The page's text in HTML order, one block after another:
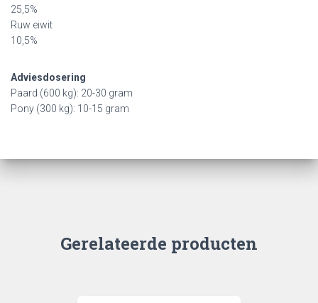
25,5%
Ruw eiwit
10,5%
Adviesdosering
Paard (600 kg): 20-30 gram
Pony (300 kg): 10-15 gram
Gerelateerde producten